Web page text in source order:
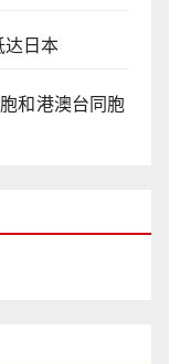
日本
和港澳台同胞